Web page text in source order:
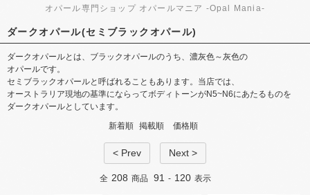
オパール専門ショップ オパールマニア -Opal Mania-
ダークオパール(セミブラックオパール)
ダークオパールとは、​ブラックオパールの​うち、​濃灰色～灰色の​
オパールです。
セミブラックオパールと​呼ばれる​こともあります。​当店では、​
オーストラリア現地の​基準に​ならって​ボディトーンが​N5~N6に​あたる​ものを​
ダークオパールと​しています。
新着順 掲載順 価格順
< Prev Next >
全 208 商品 91 - 120 表示